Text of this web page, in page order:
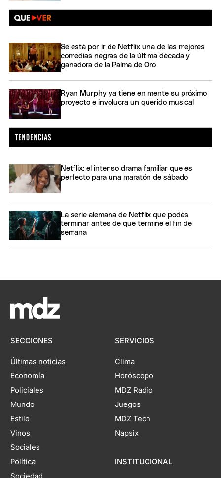
Se está por ir de Netflix una de las mejores
comedias negras de la última década y
ganadora de la Palma de Oro
Ryan Murphy ya tiene en mente su próximo
proyecto e involucra un querido musical
Netflix: el intenso drama familiar que es
perfecto para una maratón de sábado
La serie alemana de Netflix que podés
terminar antes de que termine el fin de
semana
SECCIONES
Últimas noticias
Economía
Policiales
Mundo
Estilo
Vinos
Sociales
Política
Sociedad
SERVICIOS
Clima
Horóscopo
MDZ Radio
Juegos
MDZ Tech
Napsix
INSTITUCIONAL